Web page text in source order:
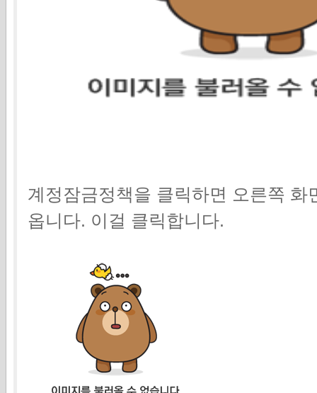
계정잠금정책을 클릭하면 오른쪽
옵니다. 이걸 클릭합니다.